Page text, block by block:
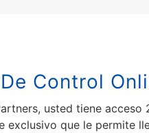
Control
usted tiene acceso
exclusivo que le permite